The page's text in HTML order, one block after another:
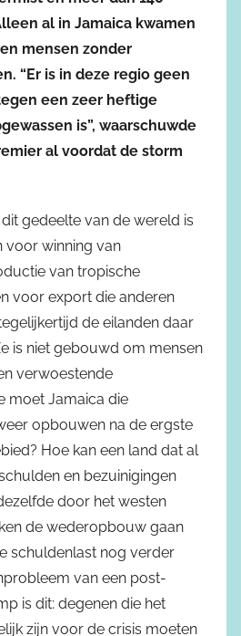
al in Jamaica kwamen
mensen zonder
“Er is in deze regio geen
een zeer heftige
is”, waarschuwde
al voordat de storm
gedeelte van de wereld is
voor winning van
van tropische
voor export die anderen
de eilanden daar
is niet gebouwd om mensen
verwoestende
moet Jamaica die
opbouwen na de ergste
Hoe kan een land dat al
en bezuinigingen
door het westen
de wederopbouw gaan
schuldenlast nog verder
van een post-
is dit: degenen die het
zijn voor de crisis moeten